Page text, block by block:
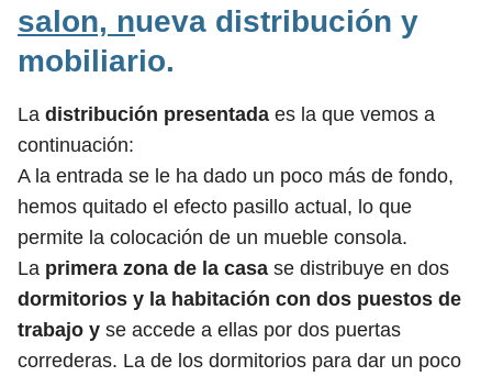
salon, nueva distribución y
mobiliario.
La distribución presentada es la que vemos a
continuación:
A la entrada se le ha dado un poco más de fondo,
hemos quitado el efecto pasillo actual, lo que
permite la colocación de un mueble consola.
La primera zona de la casa se distribuye en dos
dormitorios y la habitación con dos puestos de
trabajo y se accede a ellas por dos puertas
correderas. La de los dormitorios para dar un poco